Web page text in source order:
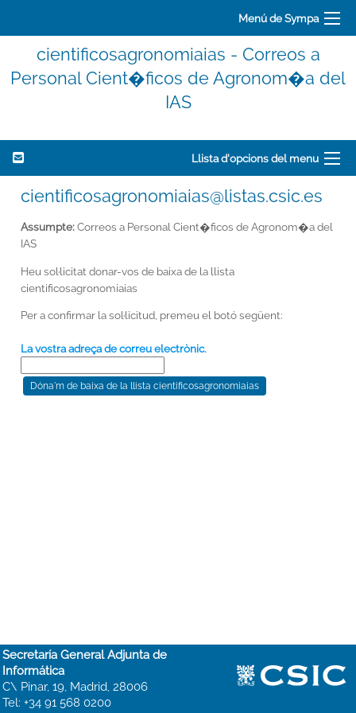
Menú de Sympa
cientificosagronomiaias - Correos a
Personal Cient�ficos de Agronom�a del
IAS
Llista d'opcions del menu
cientificosagronomiaias@listas.csic.es
Assumpte:Correos a Personal Cient�ficos de Agronom�a del
IAS
Heu sol·licitat donar-vos de baixa de la llista
cientificosagronomiaias
Per a confirmar la sol·licitud, premeu el botó següent:
La vostra adreça de correu electrònic.
Secretaría General Adjunta de
Informática
C\ Pinar, 19, Madrid, 28006
Tel: +34 91 568 0200